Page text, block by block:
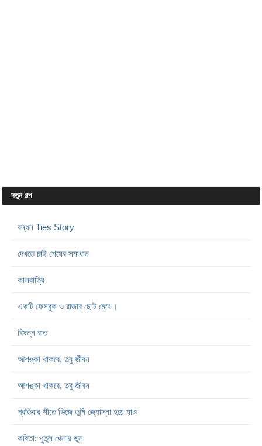
নতুন গল্প
বন্ধন Ties Story
দেখতে চাই শেষের সমাধান
কালরাত্রি
একটি ফেসবুক ও রাজার ছোট মেয়ে।
বিষন্ন রাত
আশঙ্কা থাকবে, তবু জীবন
আশঙ্কা থাকবে, তবু জীবন
প্রতিবার শীতে ভিজে তুমি জ্যোস্না হয়ে যাও
কবিতা: পুতুল খেলার ভুল